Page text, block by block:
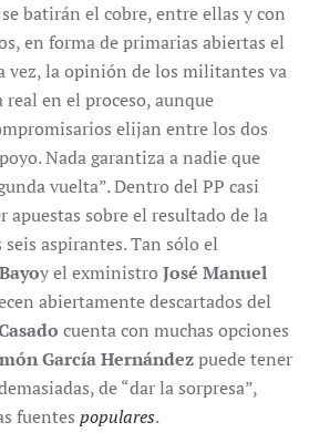
batirán el cobre, entre ellas y con
en forma de primarias abiertas el
vez, la opinión de los militantes va
en el proceso, aunque
elijan entre los dos
Nada garantiza a nadie que
vuelta”. Dentro del PP casi
apuestas sobre el resultado de la
aspirantes. Tan sólo el
y el exministro José Manuel
abiertamente descartados del
cuenta con muchas opciones
García Hernándezpuede tener
de “dar la sorpresa”,
fuentes populares.